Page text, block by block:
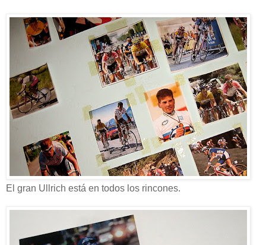
El gran Ullrich está en todos los rincones.